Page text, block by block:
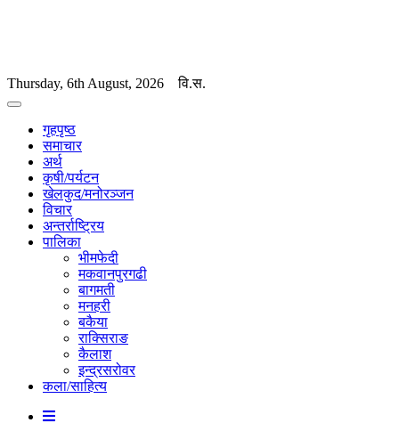
Thursday, 6th August, 2026 वि.स.
गृहपृष्ठ
समाचार
अर्थ
कृषी/पर्यटन
खेलकुद/मनोरञ्जन
विचार
अन्तर्राष्ट्रिय
पालिका
भीमफेदी
मकवानपुरगढी
बागमती
मनहरी
बकैया
राक्सिराङ
कैलाश
इन्द्रसरोवर
कला/साहित्य